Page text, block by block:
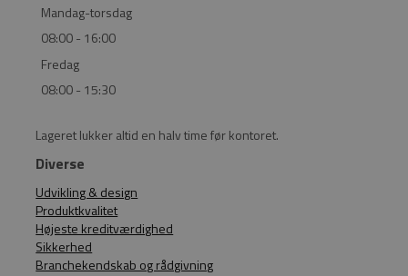
Mandag-torsdag
08:00 - 16:00
Fredag
08:00 - 15:30
Lageret lukker altid en halv time før kontoret.
Diverse
Udvikling & design
Produktkvalitet
Højeste kreditværdighed
Sikkerhed
Branchekendskab og rådgivning